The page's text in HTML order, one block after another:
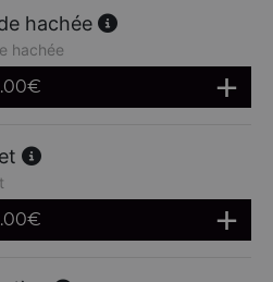
hachée
hachée
€
€